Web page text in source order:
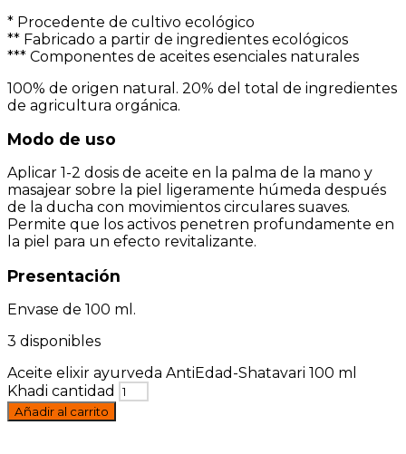
* Procedente de cultivo ecológico
** Fabricado a partir de ingredientes ecológicos
*** Componentes de aceites esenciales naturales
100% de origen natural. 20% del total de ingredientes
de agricultura orgánica.
Modo de uso
Aplicar 1-2 dosis de aceite en la palma de la mano y
masajear sobre la piel ligeramente húmeda después
de la ducha con movimientos circulares suaves.
Permite que los activos penetren profundamente en
la piel para un efecto revitalizante.
Presentación
Envase de 100 ml.
3 disponibles
Aceite elixir ayurveda AntiEdad-Shatavari 100 ml
Khadi cantidad
Añadir al carrito